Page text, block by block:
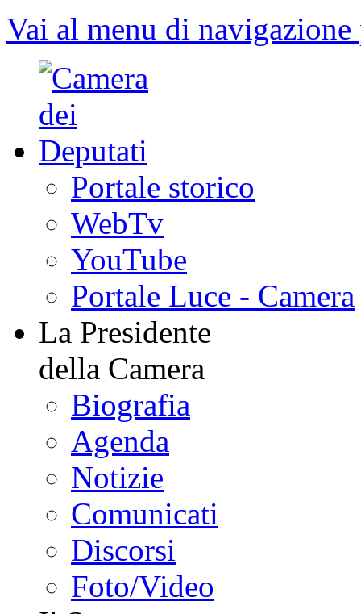
Vai al menu di
Portale storico
WebTv
YouTube
Portale Luce - Camera
La Presidente
della Camera
Biografia
Agenda
Notizie
Comunicati
Discorsi
Foto/Video